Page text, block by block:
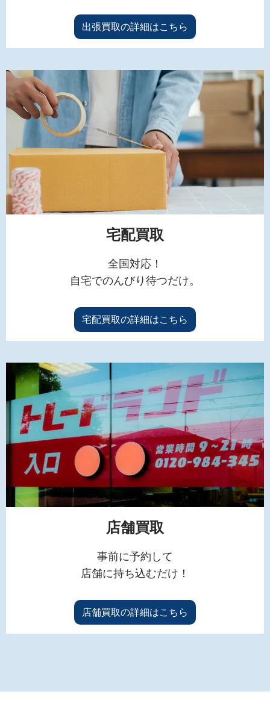
出張買取の詳細はこちら
宅配買取
全国対応！
自宅でのんびり待つだけ。
宅配買取の詳細はこちら
店舗買取
事前に予約して
店舗に持ち込むだけ！
店舗買取の詳細はこちら